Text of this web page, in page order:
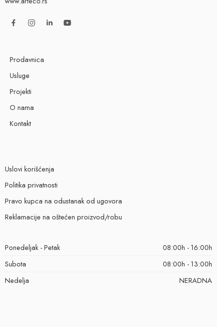
Prodavnica
Usluge
Projekti
O nama
Kontakt
Uslovi korišćenja
Politika privatnosti
Pravo kupca na odustanak od ugovora
Reklamacije na oštećen proizvod/robu
Ponedeljak - Petak
08:00h - 16:00h
Subota
08:00h - 13:00h
Nedelja
NERADNA